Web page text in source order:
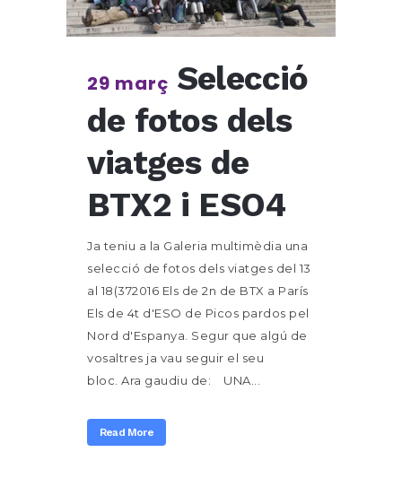
29 març Selecció
de fotos dels
viatges de
BTX2 i ESO4
Ja teniu a la Galeria multimèdia una
selecció de fotos dels viatges del 13
al 18(372016 Els de 2n de BTX a París
Els de 4t d'ESO de Picos pardos pel
Nord d'Espanya. Segur que algú de
vosaltres ja vau seguir el seu
bloc. Ara gaudiu de: UNA...
Read More